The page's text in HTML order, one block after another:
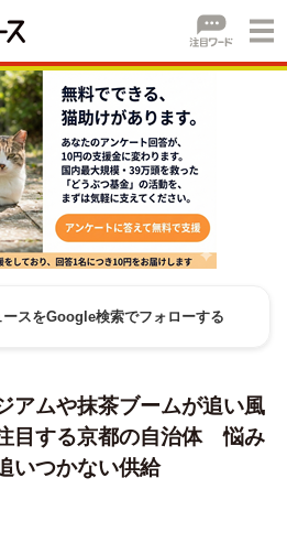
ースをGoogle検索でフォローする
アムや抹茶ブームが追い風
目する京都の自治体 悩み
いつかない供給